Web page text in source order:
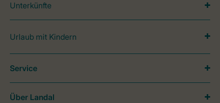
Unterkünfte
Urlaub mit Kindern
Service
Über Landal